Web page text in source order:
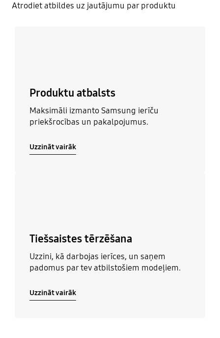
Atrodiet atbildes uz jautājumu par produktu
Produktu atbalsts
Maksimāli izmanto Samsung ierīču
priekšrocības un pakalpojumus.
Uzzināt vairāk
Tiešsaistes tērzēšana
Uzzini, kā darbojas ierīces, un saņem
padomus par tev atbilstošiem modeļiem.
Uzzināt vairāk